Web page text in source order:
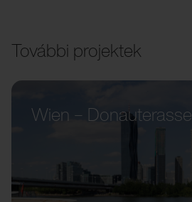
További projektek
Wien – Donauterasse